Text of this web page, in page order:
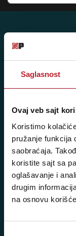
Saglasnost
Ovaj veb sajt
Koristimo
pružanje funkcija
saobraćaja.
koristite sajt sa
oglašavanje i
drugim
na osnovu
Posetite nas:
11103 Beograd,
Pišite nam:
Pozovite nas:
060/6470116
NAŠE
Beograd -